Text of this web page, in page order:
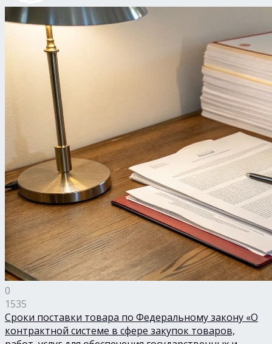
0
1535
Сроки поставки товара по Федеральному закону «О
контрактной системе в сфере закупок товаров,